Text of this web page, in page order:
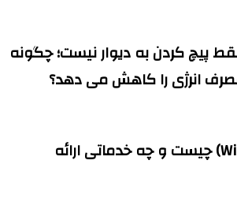
پیچ کردن به دیوار نیست؛ چگونه
انرژی را کاهش می دهد؟
بروکر وینگو (Wingo) چیست و چه خدماتی ارائه